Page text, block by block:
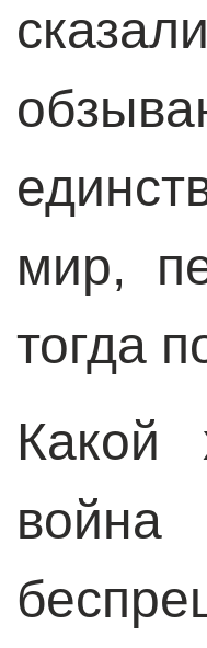
мир,
тогда
Какой
война